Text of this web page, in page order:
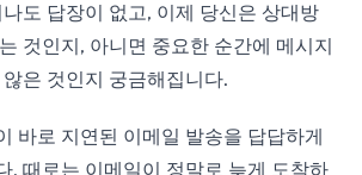
도 답장이 없고, 이제 당신은 상대방
것인지, 아니면 중요한 순간에 메시지
은 것인지 궁금해집니다.
바로 지연된 이메일 발송을 답답하게
. 때로는 이메일이 정말로 늦게 도착하